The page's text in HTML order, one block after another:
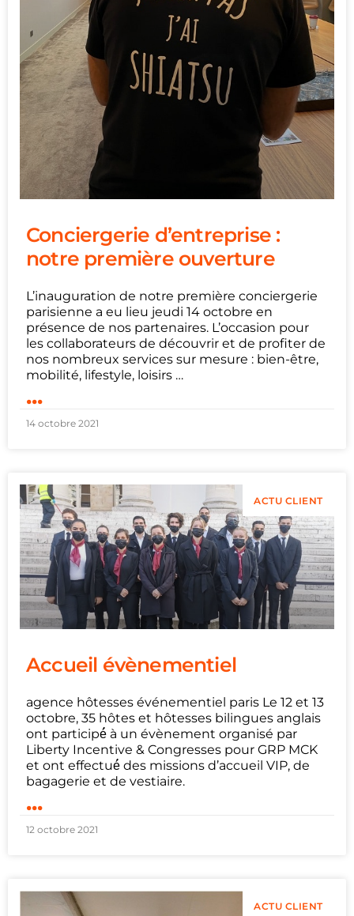
Conciergerie d’entreprise :
notre première ouverture
L’inauguration de notre première conciergerie
parisienne a eu lieu jeudi 14 octobre en
présence de nos partenaires. L’occasion pour
les collaborateurs de découvrir et de profiter de
nos nombreux services sur mesure : bien-être,
mobilité, lifestyle, loisirs …
...
14 octobre 2021
ACTU CLIENT
Accueil évènementiel
agence hôtesses événementiel paris Le 12 et 13
octobre, 35 hôtes et hôtesses bilingues anglais
ont participé́ à un évènement organisé par
Liberty Incentive & Congresses pour GRP MCK
et ont effectué́ des missions d’accueil VIP, de
bagagerie et de vestiaire.
...
12 octobre 2021
ACTU CLIENT